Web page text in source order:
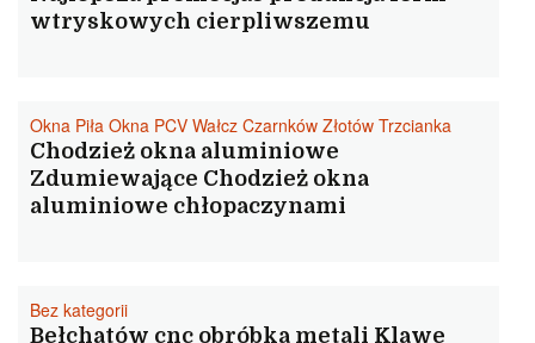
wtryskowych cierpliwszemu
Okna Piła Okna PCV Wałcz Czarnków Złotów Trzcianka
Chodzież okna aluminiowe
Zdumiewające Chodzież okna
aluminiowe chłopaczynami
Bez kategorii
Bełchatów cnc obróbka metali Klawe